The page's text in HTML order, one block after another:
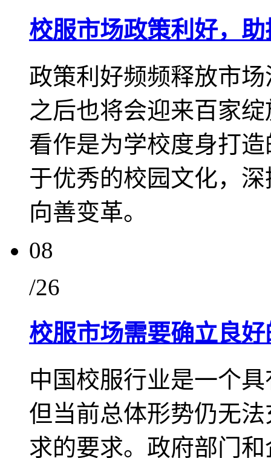
校服市场政策利好，
政策利好频频释放市
之后也将会迎来百家
看作是为学校度身打
于优秀的校园文化，
向善变革。
08
/26
校服市场需要确立良
中国校服行业是一个
但当前总体形势仍无
求的要求。政府部门